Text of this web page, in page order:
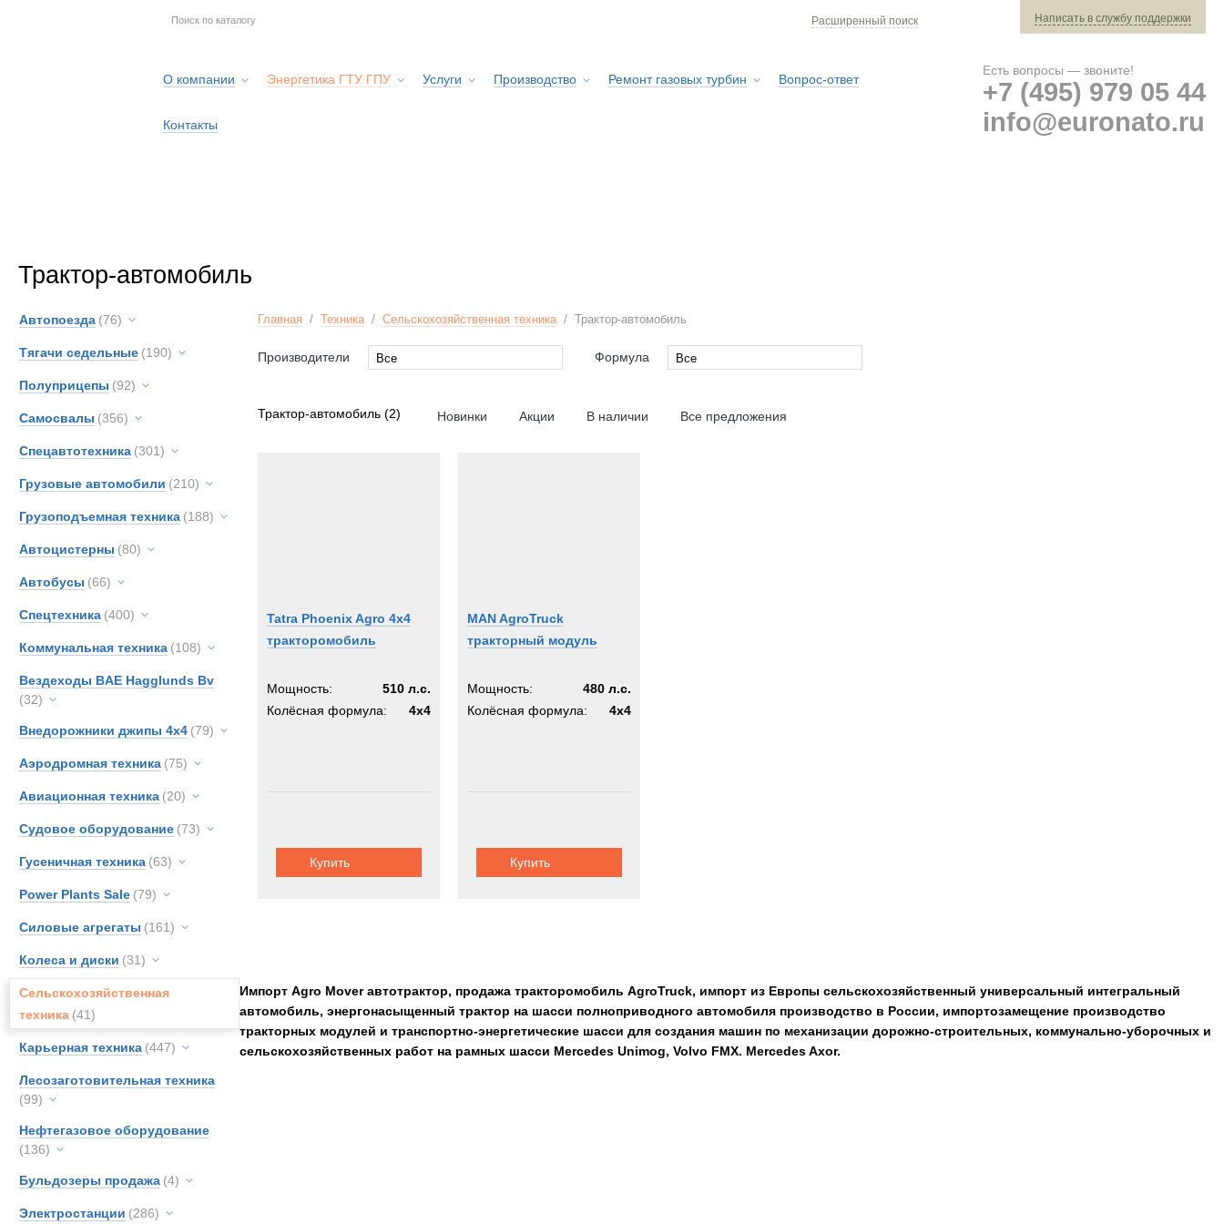
Расширенный поиск Написать в службу поддержки
О компании Энергетика ГТУ ГПУ Услуги Производство Ремонт газовых турбин Вопрос-ответ
Контакты
Есть вопросы — звоните!
+7 (495) 979 05 44
info@euronato.ru
Трактор-автомобиль
Автопоезда (76)
Тягачи седельные (190)
Полуприцепы (92)
Самосвалы (356)
Спецавтотехника (301)
Грузовые автомобили (210)
Грузоподъемная техника (188)
Автоцистерны (80)
Автобусы (66)
Спецтехника (400)
Коммунальная техника (108)
Вездеходы BAE Hagglunds Bv
(32)
Внедорожники джипы 4х4 (79)
Аэродромная техника (75)
Авиационная техника (20)
Судовое оборудование (73)
Гусеничная техника (63)
Power Plants Sale (79)
Силовые агрегаты (161)
Колеса и диски (31)
Сельскохозяйственная
техника (41)
Карьерная техника (447)
Лесозаготовительная техника
(99)
Нефтегазовое оборудование
(136)
Бульдозеры продажа (4)
Электростанции (286)
Главная / Техника/ Сельскохозяйственная техника/ Трактор-автомобиль
Производители
Все
MAN
Формула
Все
Трактор-автомобиль (2) Новинки Акции В наличии Все предложения
Tatra Phoenix Agro 4x4
тракторомобиль
Мощность:
510 л.с.
Колёсная формула:
4x4
Купить
MAN AgroTruck
тракторный модуль
Мощность:
480 л.с.
Колёсная формула:
4x4
Купить
Импорт Agro Mover автотрактор, продажа тракторомобиль AgroTruck, импорт из Европы сельскохозяйственный универсальный интегральный
автомобиль, энергонасыщенный трактор на шасси полноприводного автомобиля производство в России, импортозамещение производство
тракторных модулей и транспортно-энергетические шасси для создания машин по механизации дорожно-строительных, коммунально-уборочных и
сельскохозяйственных работ на рамных шасси Mercedes Unimog, Volvo FMX. Mercedes Axor.